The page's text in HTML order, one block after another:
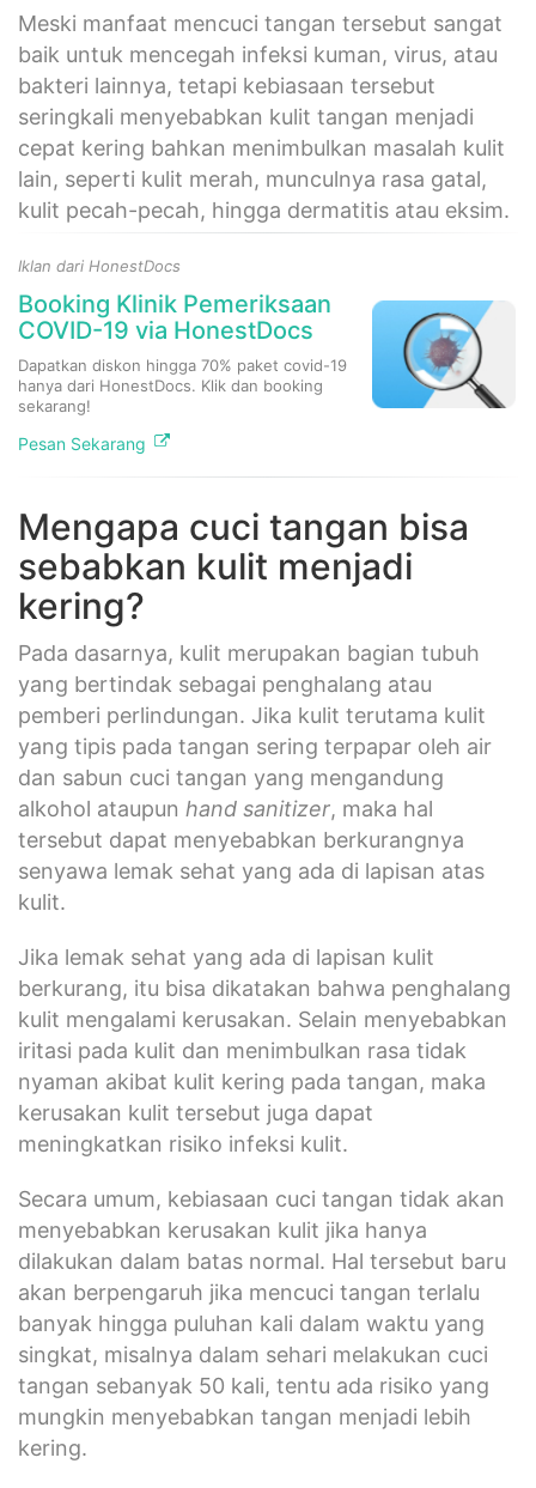
Meski manfaat mencuci tangan tersebut sangat
baik untuk mencegah infeksi kuman, virus, atau
bakteri lainnya, tetapi kebiasaan tersebut
seringkali menyebabkan kulit tangan menjadi
cepat kering bahkan menimbulkan masalah kulit
lain, seperti kulit merah, munculnya rasa gatal,
kulit pecah-pecah, hingga dermatitis atau eksim.
Iklan dari HonestDocs
Booking Klinik Pemeriksaan
COVID-19 via HonestDocs
Dapatkan diskon hingga 70% paket covid-19
hanya dari HonestDocs. Klik dan booking
sekarang!
Pesan Sekarang
Mengapa cuci tangan bisa
sebabkan kulit menjadi
kering?
Pada dasarnya, kulit merupakan bagian tubuh
yang bertindak sebagai penghalang atau
pemberi perlindungan. Jika kulit terutama kulit
yang tipis pada tangan sering terpapar oleh air
dan sabun cuci tangan yang mengandung
alkohol ataupun hand sanitizer, maka hal
tersebut dapat menyebabkan berkurangnya
senyawa lemak sehat yang ada di lapisan atas
kulit.
Jika lemak sehat yang ada di lapisan kulit
berkurang, itu bisa dikatakan bahwa penghalang
kulit mengalami kerusakan. Selain menyebabkan
iritasi pada kulit dan menimbulkan rasa tidak
nyaman akibat kulit kering pada tangan, maka
kerusakan kulit tersebut juga dapat
meningkatkan risiko infeksi kulit.
Secara umum, kebiasaan cuci tangan tidak akan
menyebabkan kerusakan kulit jika hanya
dilakukan dalam batas normal. Hal tersebut baru
akan berpengaruh jika mencuci tangan terlalu
banyak hingga puluhan kali dalam waktu yang
singkat, misalnya dalam sehari melakukan cuci
tangan sebanyak 50 kali, tentu ada risiko yang
mungkin menyebabkan tangan menjadi lebih
kering.